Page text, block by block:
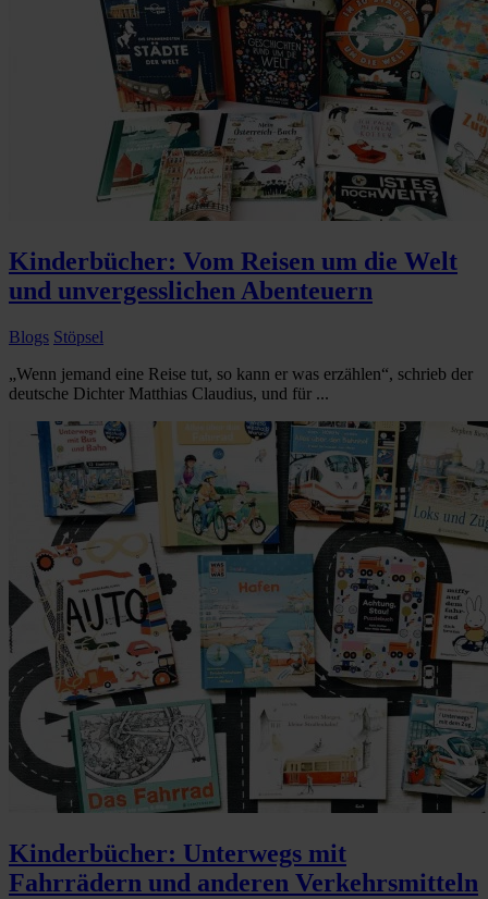
Kinderbücher: Vom Reisen um die Welt
und unvergesslichen Abenteuern
Blogs Stöpsel
„Wenn jemand eine Reise tut, so kann er was erzählen“, schrieb der
deutsche Dichter Matthias Claudius, und für ...
Kinderbücher: Unterwegs mit
Fahrrädern und anderen Verkehrsmitteln